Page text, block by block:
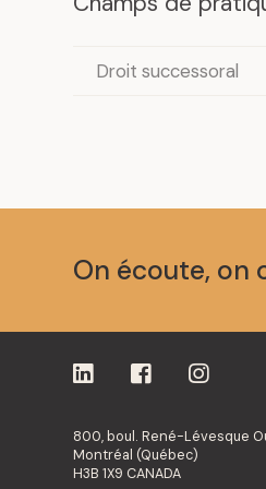
Droit successoral
On écoute, on
800, boul. René-Lévesque
Montréal (Québec)
H3B 1X9 CANADA